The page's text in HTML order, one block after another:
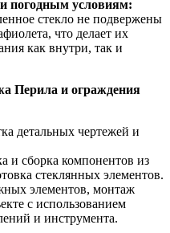
погодным условиям:
стекло не подвержены
что делает их
как внутри, так и
Перила и ограждения
детальных чертежей и
и сборка компонентов из
стеклянных элементов.
элементов, монтаж
с использованием
и инструмента.